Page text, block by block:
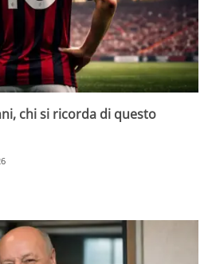
chi si ricorda di questo